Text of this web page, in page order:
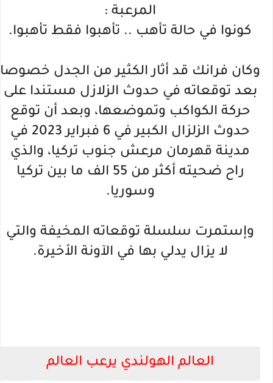
المرعبة :
كونوا في حالة تأهب .. تأهبوا فقط تأهبوا.
وكان فرانك قد أثار الكثير من الجدل خصوصا
بعد توقعاته في حدوث الزلازل مستندا على
حركة الكواكب وتموضعها، وبعد أن توقع
حدوث الزلزال الكبير في 6 فبراير 2023 في
مدينة قهرمان مرعش جنوب تركيا، والذي
راح ضحيته أكثر من 55 الف ما بين تركيا
وسوريا.
وإستمرت سلسلة توقعاته المخيفة والتي
لا يزال يدلي بها في الآونة الأخيرة.
العالم الهولندي يرعب العالم